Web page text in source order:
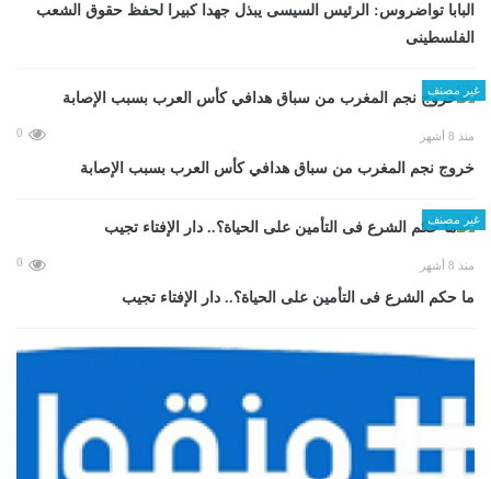
البابا تواضروس: الرئيس السيسى يبذل جهدا كبيرا لحفظ حقوق الشعب
الفلسطينى
غير مصنف
منذ 8 أشهر 0
خروج نجم المغرب من سباق هدافي كأس العرب بسبب الإصابة
غير مصنف
منذ 8 أشهر 0
ما حكم الشرع فى التأمين على الحياة؟.. دار الإفتاء تجيب